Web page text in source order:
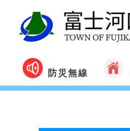
防災無線